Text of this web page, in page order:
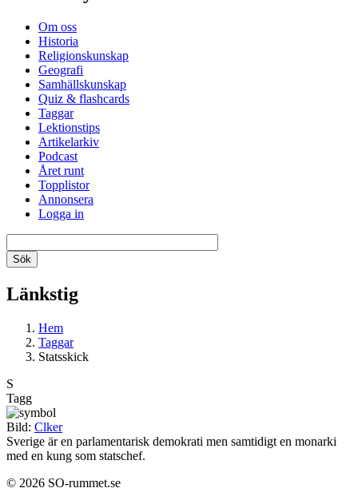
Om oss
Historia
Religionskunskap
Geografi
Samhällskunskap
Quiz & flashcards
Taggar
Lektionstips
Artikelarkiv
Podcast
Året runt
Topplistor
Annonsera
Logga in
Länkstig
Hem
Taggar
Statsskick
S
Tagg
Bild: Clker
Sverige är en parlamentarisk demokrati men samtidigt en monarki
med en kung som statschef.
© 2026 SO-rummet.se